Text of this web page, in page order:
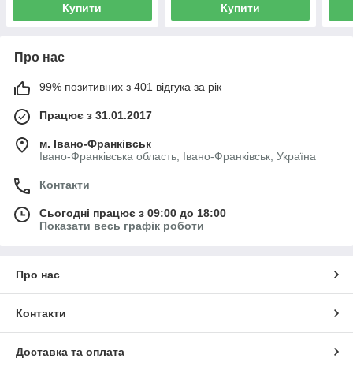
Купити Купити
Про нас
99% позитивних з 401 відгука за рік
Працює з 31.01.2017
м. Івано-Франківськ
Івано-Франківська область, Івано-Франківськ, Україна
Контакти
Сьогодні працює з 09:00 до 18:00
Показати весь графік роботи
Про нас
Контакти
Доставка та оплата